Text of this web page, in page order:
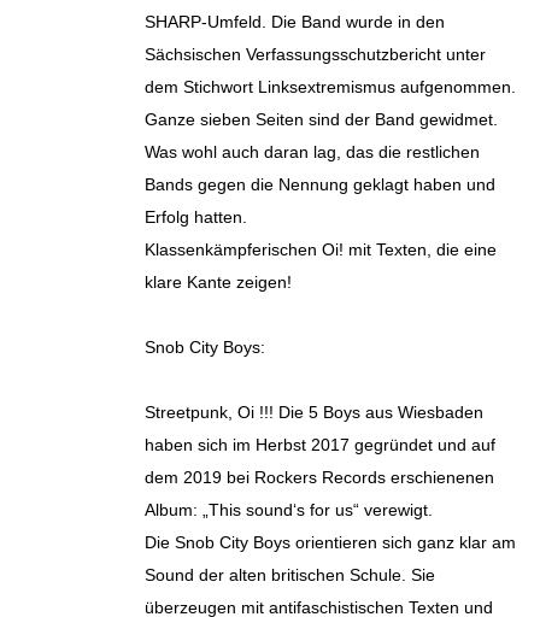
SHARP-Umfeld. Die Band wurde in den
Sächsischen Verfassungsschutzbericht unter
dem Stichwort Linksextremismus aufgenommen.
Ganze sieben Seiten sind der Band gewidmet.
Was wohl auch daran lag, das die restlichen
Bands gegen die Nennung geklagt haben und
Erfolg hatten.
Klassenkämpferischen Oi! mit Texten, die eine
klare Kante zeigen!
Snob City Boys:
Streetpunk, Oi !!! Die 5 Boys aus Wiesbaden
haben sich im Herbst 2017 gegründet und auf
dem 2019 bei Rockers Records erschienenen
Album: „This sound‘s for us“ verewigt.
Die Snob City Boys orientieren sich ganz klar am
Sound der alten britischen Schule. Sie
überzeugen mit antifaschistischen Texten und